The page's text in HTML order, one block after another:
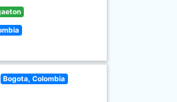
Bogota, Colombia